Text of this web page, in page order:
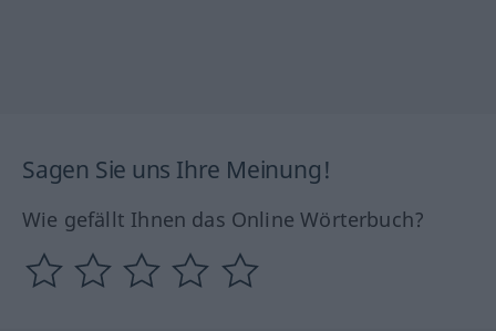
Sagen Sie uns Ihre Meinung!
Wie gefällt Ihnen das Online Wörterbuch?